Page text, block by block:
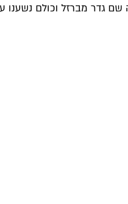
גדר מברזל וכולם נשענו